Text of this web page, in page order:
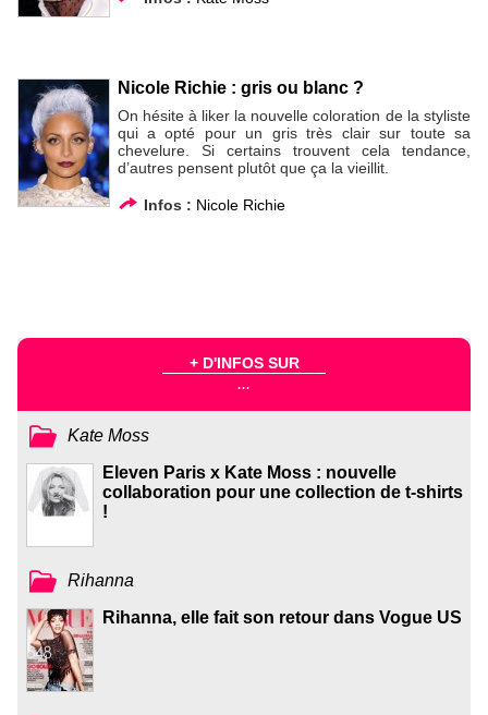
Nicole Richie : gris ou blanc ?
On hésite à liker la nouvelle coloration de la styliste
qui a opté pour un gris très clair sur toute sa
chevelure. Si certains trouvent cela tendance,
d’autres pensent plutôt que ça la vieillit.
Infos : Nicole Richie
+ D'INFOS SUR
...
Kate Moss
Eleven Paris x Kate Moss : nouvelle
collaboration pour une collection de t-shirts
!
Rihanna
Rihanna, elle fait son retour dans Vogue US